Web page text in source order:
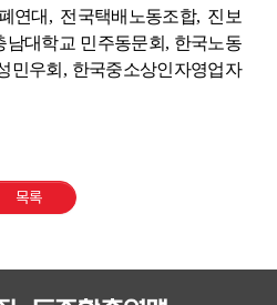
연대 , 전국택배노동조합, 진보
남대학교 민주동문회 , 한국노동
민우회 , 한국중소상인자영업자
목록